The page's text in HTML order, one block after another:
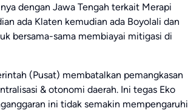
dengan Jawa Tengah terkait Merapi
ada Klaten kemudian ada Boyolali dan
bersama-sama membiayai mitigasi di
(Pusat) membatalkan pemangkasan
& otonomi daerah. Ini tegas Eko
ini tidak semakin mempengaruhi